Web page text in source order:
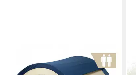
Wurfzelt Zelt Quiki für 2 Personen,